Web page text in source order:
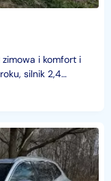
zimowa i komfort i
silnik 2,4
po l